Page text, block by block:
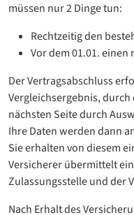
müssen nur 2 Dinge tun:
Rechtzeitig den
Vor dem 01.01.
Der Vertragsabschluss
Vergleichsergebnis,
nächsten Seite durch
Ihre Daten werden dann
Sie erhalten von diesem
Versicherer übermittelt
Zulassungsstelle und der
Nach Erhalt des